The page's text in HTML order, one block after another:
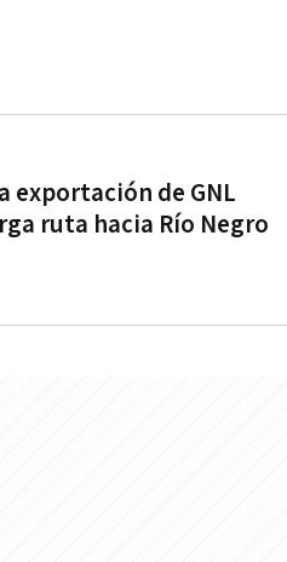
exportación de GNL
ruta hacia Río Negro